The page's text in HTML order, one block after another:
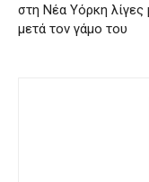
στη Νέα Υόρκη λίγες
μετά τον γάμο του